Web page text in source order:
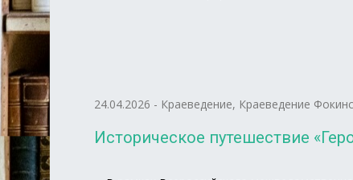
24.04.2026 - Краеведение, Краеведение
Историческое путешествие